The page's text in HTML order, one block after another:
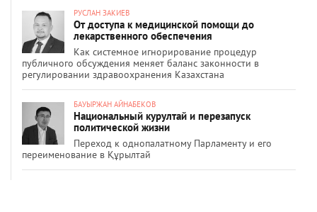
РУСЛАН ЗАКИЕВ
От доступа к медицинской помощи до
лекарственного обеспечения
Как системное игнорирование процедур
публичного обсуждения меняет баланс законности в
регулировании здравоохранения Казахстана
БАУЫРЖАН АЙНАБЕКОВ
Национальный курултай и перезапуск
политической жизни
Переход к однопалатному Парламенту и его
переименование в Құрылтай